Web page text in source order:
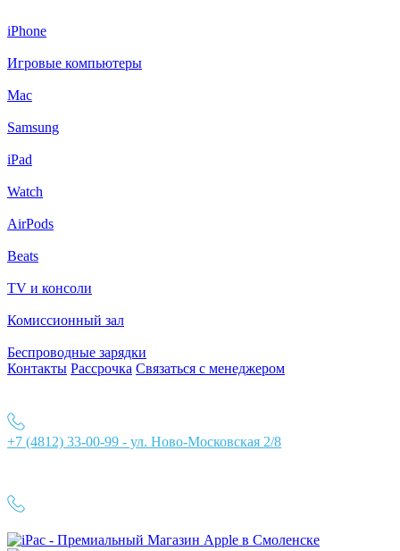
iPhone
Игровые компьютеры
Mac
Samsung
iPad
Watch
AirPods
Beats
TV и консоли
Комиссионный зал
Беспроводные зарядки
Контакты Рассрочка Связаться с менеджером
+7 (4812) 33-00-99 - ул. Ново-Московская 2/8